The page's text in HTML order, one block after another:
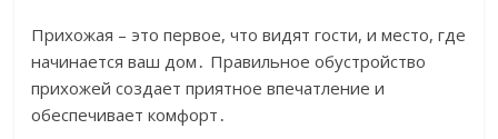
Прихожая – это первое, что видят гости, и место, где
начинается ваш дом․ Правильное обустройство
прихожей создает приятное впечатление и
обеспечивает комфорт․